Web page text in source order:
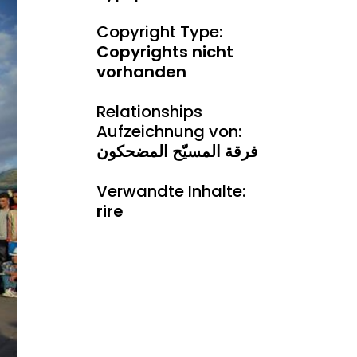
Copyright Type:
Copyrights nicht
vorhanden
Relationships
Aufzeichnung von:
فرقة المسيّح المضحكون
Verwandte Inhalte:
rire